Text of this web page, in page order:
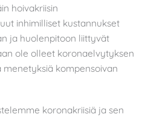
hoivakriisin
inhimilliset kustannukset
ja huolenpitoon liittyvät
ole olleet koronaelvytyksen
kompensoivan
koronakriisiä ja sen